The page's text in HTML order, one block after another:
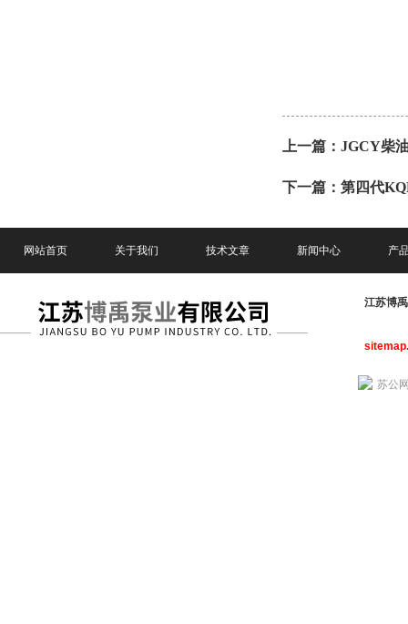
上一篇： JGCY柴
下一篇： 第四代
网站首页 关于我们 技术文章 新闻中心 产
江苏博
苏公